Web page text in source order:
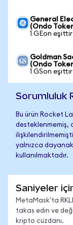
General
(Ondo
1 GEon
Goldman
(Ondo
1 GSon
Sorumluluk
Bu ürün Rocket
desteklenmemiş,
yalnızca dayanak
kullanılmaktadır.
Saniyeler
MetaMask'ta
takas edin ve
kripto cüzdanı.